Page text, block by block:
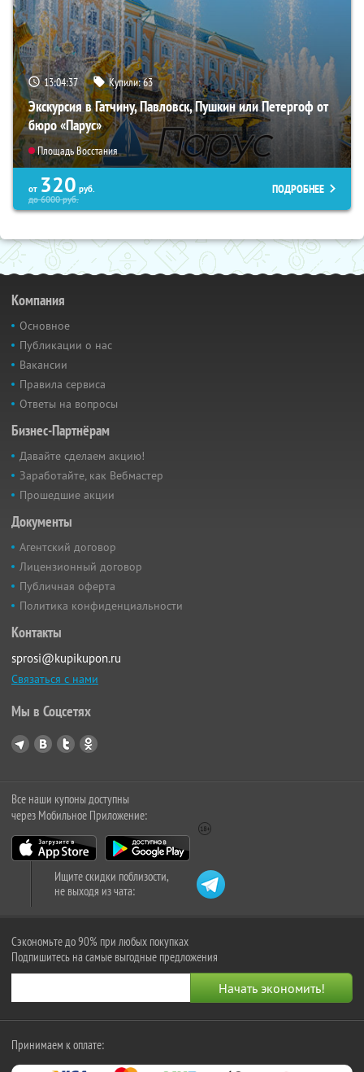
13:04:36 Купили:63
Экскурсия в Гатчину, Павловск, Пушкин или Петергоф от
бюро «Парус»
Площадь Восстания
от 320 руб.
до6000руб.
ПОДРОБНЕЕ
Компания
Основное
Публикации о нас
Вакансии
Правила сервиса
Ответы на вопросы
Бизнес-Партнёрам
Давайте сделаем акцию!
Заработайте, как Вебмастер
Прошедшие акции
Документы
Агентский договор
Лицензионный договор
Публичная оферта
Политика конфиденциальности
Контакты
sprosi@kupikupon.ru
Связаться с нами
Мы в Соцсетях
Все наши купоны доступны
через Мобильное Приложение:
Ищите скидки поблизости,
не выходя из чата:
Сэкономьте до 90% при любых покупках
Подпишитесь на самые выгодные предложения
Принимаем к оплате: